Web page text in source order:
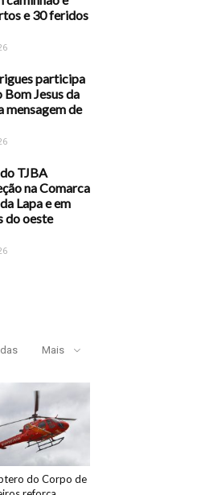
e 30 feridos
participa
Bom Jesus da
mensagem de
TJBA
na Comarca
Lapa e em
do oeste
Mais
do Corpo de